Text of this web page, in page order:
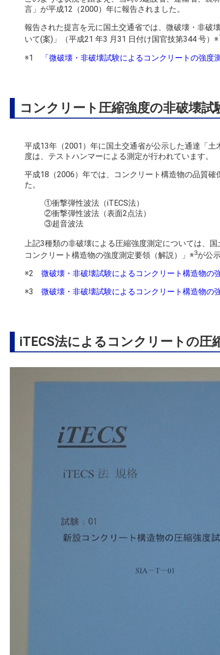
言」が平成12 （2000）年に報告されました。
報告された提言を元に国土交通省では、微破壊・非破
いて(案) 」（平成21 年3 月 31 日付け国官技第344 号）※
※1 「微破壊・非破壊試験によるコンクリートの強度
コンクリート圧縮強度の非破壊試
平成13年（2001 ）年に国土交通省が公示した通達「
度は、テストハンマーによる測定が行われています。
平成18 （2006）年では、コンクリート構造物の品質
た。
①衝撃弾性波法（iTECS法）
②衝撃弾性波法（表面2点法）
③超音波法
上記3種類の非破壊による圧縮強度測定については、
コンクリート構造物の強度測定要領（解説）」※3が公
※2 微破壊・非破壊試験によるコンクリート構造物の
※3 微破壊・非破壊試験によるコンクリート構造物の
iTECS法によるコンクリートの圧